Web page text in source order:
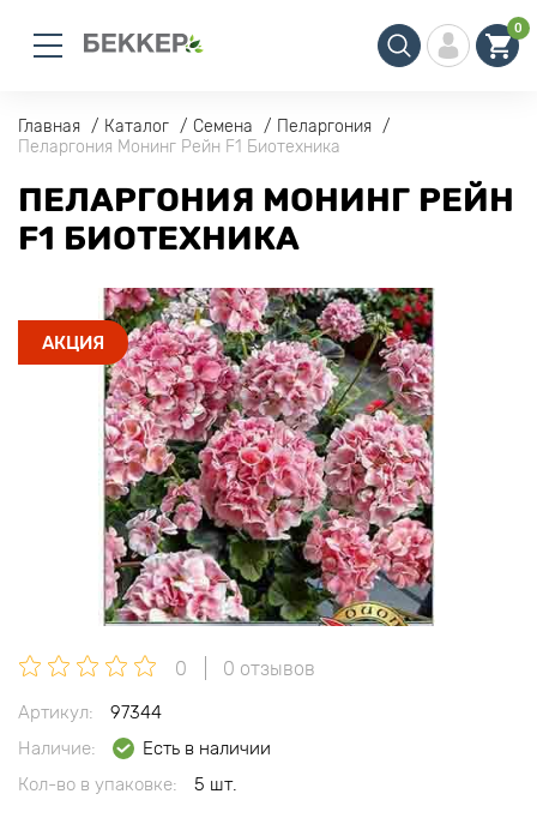
0
Главная Каталог Семена
Пеларгония
Пеларгония Монинг Рейн F1 Биотехника
ПЕЛАРГОНИЯ МОНИНГ РЕЙН
F1 БИОТЕХНИКА
АКЦИЯ
0 0 отзывов
Артикул:
97344
Наличие:
Есть в наличии
Кол-во в упаковке:
5 шт.